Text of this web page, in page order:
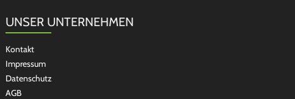
UNSER UNTERNEHMEN
Kontakt
Impressum
Datenschutz
AGB